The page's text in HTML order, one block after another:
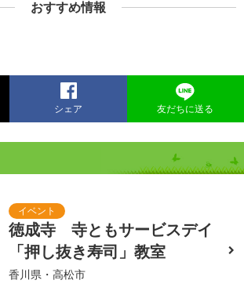
おすすめ情報
シェア 友だちに送る
徳成寺 寺ともサービスデイ
「押し抜き寿司」教室
香川県・高松市